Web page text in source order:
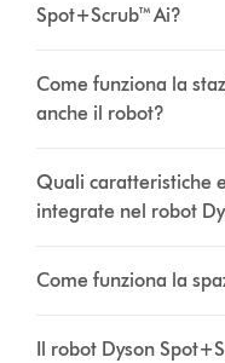
Spot+Scrub™ Ai?
Come funziona la
anche il robot?
Quali caratteristiche
integrate nel robot
Come funziona la
Il robot Dyson